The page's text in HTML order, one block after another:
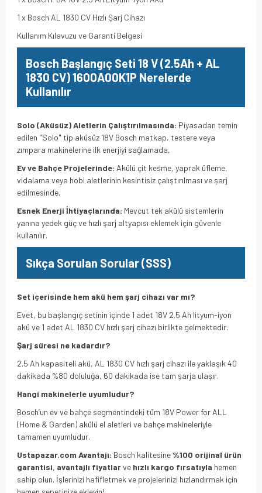
1 x Bosch AL 1830 CV Hızlı Şarj Cihazı
Kullanım Kılavuzu ve Garanti Belgesi
Bosch Başlangıç Seti 18 V (2.5Ah + AL
1830 CV) 1600A00K1P Nerelerde
Kullanılır
Solo (Aküsüz) Aletlerin Çalıştırılmasında: Piyasadan temin
edilen "Solo" tip aküsüz 18V Bosch matkap, testere veya
zımpara makinelerine ilk enerjiyi sağlamada,
Ev ve Bahçe Projelerinde: Akülü çit kesme, yaprak üfleme,
vidalama veya hobi aletlerinin kesintisiz çalıştırılması ve şarj
edilmesinde,
Esnek Enerji İhtiyaçlarında: Mevcut tek akülü sistemlerin
yanına yedek güç ve hızlı şarj altyapısı eklemek için güvenle
kullanılır.
Sıkça Sorulan Sorular (SSS)
Set içerisinde hem akü hem şarj cihazı var mı?
Evet, bu başlangıç setinin içinde 1 adet 18V 2.5 Ah lityum-iyon
akü ve 1 adet AL 1830 CV hızlı şarj cihazı birlikte gelmektedir.
Şarj süresi ne kadardır?
2.5 Ah kapasiteli akü, AL 1830 CV hızlı şarj cihazı ile yaklaşık 40
dakikada %80 doluluğa, 60 dakikada ise tam şarja ulaşır.
Hangi makinelerle uyumludur?
Bosch’un ev ve bahçe segmentindeki tüm 18V Power for ALL
(Home & Garden) akülü el aletleri ve bahçe makineleriyle
tamamen uyumludur.
Ustapazar.com Avantajı: Bosch kalitesine %100 orijinal ürün
garantisi, avantajlı fiyatlarve hızlı kargo fırsatıyla hemen
sahip olun. İşlerinizi hafifletmek ve projelerinizi hızlandırmak için